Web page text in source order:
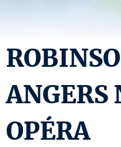
ANGERS
OPÉRA